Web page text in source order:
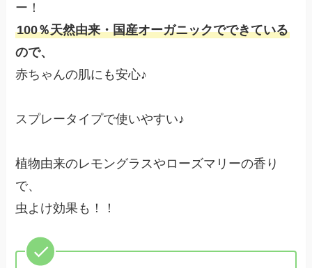
ー！
100％天然由来・国産オーガニックでできている
ので、
赤ちゃんの肌にも安心♪
スプレータイプで使いやすい♪
植物由来のレモングラスやローズマリーの香り
で、
虫よけ効果も！！